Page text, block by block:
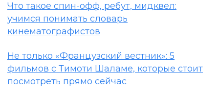
Что такое спин-офф, ребут, мидквел:
учимся понимать словарь
кинематографистов
Не только «Французский вестник»: 5
фильмов с Тимоти Шаламе, которые стоит
посмотреть прямо сейчас